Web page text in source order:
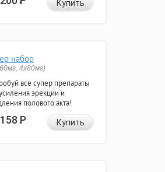
Купить
набор
4х80мг)
все супер препараты
эрекции и
полового акта!
Р Купить